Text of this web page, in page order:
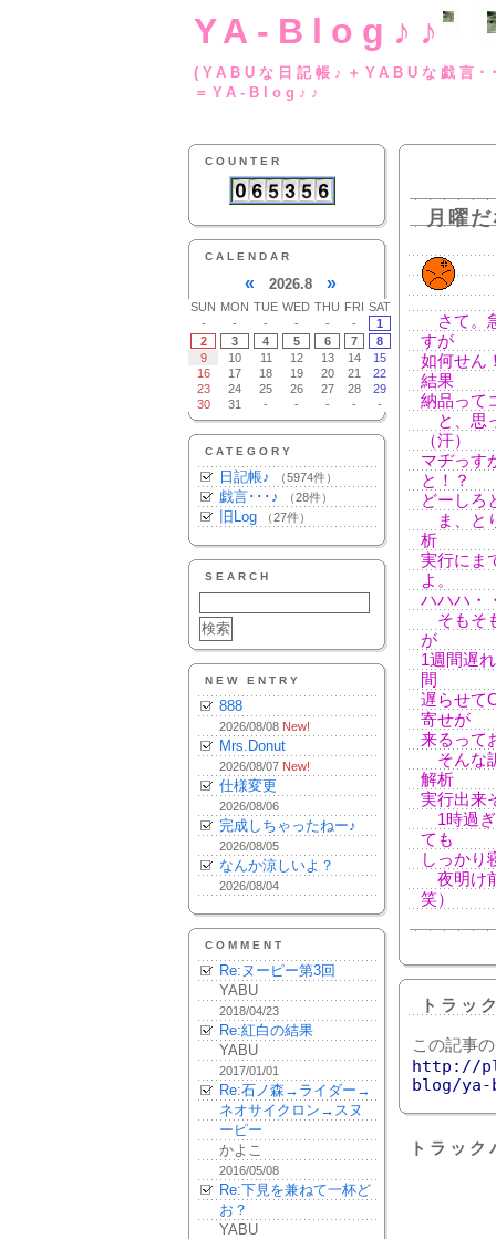
YA-Blog♪♪
(YABUな日記帳♪
＝YA-Blog♪♪
COUNTER
CALENDAR
« 2026.8 »
SUN MON TUE WED THU FRI SAT
-
- - - - -
1
2
3 4 5 6 7
8
9
10 11 12 13 14
15
16
17 18 19 20 21
22
23
24 25 26 27 28
29
30
31 - - - - -
CATEGORY
日記帳♪ （5974件）
戯言･･･♪ （28件）
旧Log （27件）
SEARCH
NEW ENTRY
888
2026/08/08 New!
Mrs.Donut
2026/08/07 New!
仕様変更
2026/08/06
完成しちゃったねー♪
2026/08/05
なんか涼しいよ？
2026/08/04
COMMENT
Re:ヌーピー第3回
YABU
2018/04/23
Re:紅白の結果
YABU
2017/01/01
Re:石ノ森→ライダー→
ネオサイクロン→スヌ
ーピー
かよこ
2016/05/08
Re:下見を兼ねて一杯ど
お？
YABU
月曜
さて。
すが
如何せん
結果
納品って
と、思
（汗）
マヂっす
と！？
どーしろ
ま、と
析
実行にま
よ。
ハハハ・
そもそ
が
1週間遅
間
遅らせて
寄せが
来るって
そんな
解析
実行出来
1時過ぎ
ても
しっかり
夜明け
笑）
トラッ
この記事
http://
blog/ya-
トラッ